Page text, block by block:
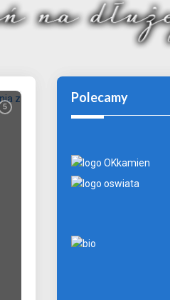
ZUS oferuje
oferowanej przez ZUS
odroczenie terminu
wyjątkowych
5
Polecamy